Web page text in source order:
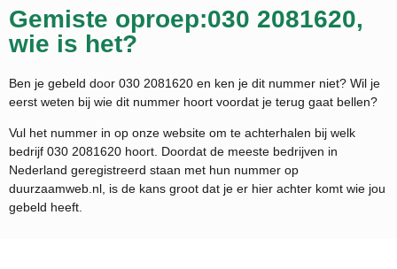
Gemiste oproep:030 2081620,
wie is het?
Ben je gebeld door 030 2081620 en ken je dit nummer niet? Wil je
eerst weten bij wie dit nummer hoort voordat je terug gaat bellen?
Vul het nummer in op onze website om te achterhalen bij welk
bedrijf 030 2081620 hoort. Doordat de meeste bedrijven in
Nederland geregistreerd staan met hun nummer op
duurzaamweb.nl, is de kans groot dat je er hier achter komt wie jou
gebeld heeft.